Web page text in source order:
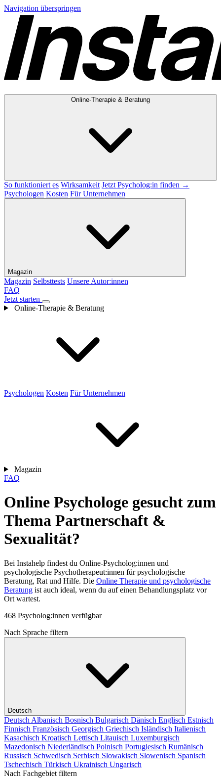
Navigation überspringen
Online-Therapie & Beratung
So funktioniert es Wirksamkeit Jetzt Psycholog:in finden →
Psychologen Kosten Für Unternehmen
Magazin
Magazin Selbsttests Unsere Autor:innen
FAQ
Jetzt starten
Online-Therapie & Beratung
Psychologen Kosten Für Unternehmen
Magazin
FAQ
Online Psychologe gesucht zum
Thema Partnerschaft &
Sexualität?
Bei Instahelp findest du Online-Psycholog:innen und
psychologische Psychotherapeut:innen für psychologische
Beratung, Rat und Hilfe. Die Online Therapie und psychologische
Beratung ist auch ideal, wenn du auf einen Behandlungsplatz vor
Ort wartest.
468 Psycholog:innen verfügbar
Nach Sprache filtern
Deutsch
Deutsch Albanisch Bosnisch Bulgarisch Dänisch Englisch Estnisch
Finnisch Französisch Georgisch Griechisch Isländisch Italienisch
Kasachisch Kroatisch Lettisch Litauisch Luxemburgisch
Mazedonisch Niederländisch Polnisch Portugiesisch Rumänisch
Russisch Schwedisch Serbisch Slowakisch Slowenisch Spanisch
Tschechisch Türkisch Ukrainisch Ungarisch
Nach Fachgebiet filtern